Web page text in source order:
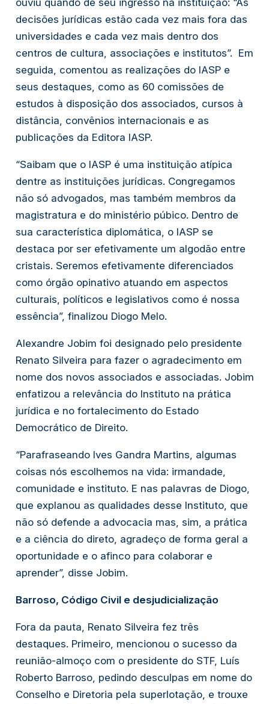
decisões jurídicas estão cada vez mais fora das
universidades e cada vez mais dentro dos
centros de cultura, associações e institutos”. Em
seguida, comentou as realizações do IASP e
seus destaques, como as 60 comissões de
estudos à disposição dos associados, cursos à
distância, convênios internacionais e as
publicações da Editora IASP.
“Saibam que o IASP é uma instituição atípica
dentre as instituições jurídicas. Congregamos
não só advogados, mas também membros da
magistratura e do ministério púbico. Dentro de
sua característica diplomática, o IASP se
destaca por ser efetivamente um algodão entre
cristais. Seremos efetivamente diferenciados
como órgão opinativo atuando em aspectos
culturais, políticos e legislativos como é nossa
essência”, finalizou Diogo Melo.
Alexandre Jobim foi designado pelo presidente
Renato Silveira para fazer o agradecimento em
nome dos novos associados e associadas. Jobim
enfatizou a relevância do Instituto na prática
jurídica e no fortalecimento do Estado
Democrático de Direito.
“Parafraseando Ives Gandra Martins, algumas
coisas nós escolhemos na vida: irmandade,
comunidade e instituto. E nas palavras de Diogo,
que explanou as qualidades desse Instituto, que
não só defende a advocacia mas, sim, a prática
e a ciência do direto, agradeço de forma geral a
oportunidade e o afinco para colaborar e
aprender”, disse Jobim.
Barroso, Código Civil e desjudicialização
Fora da pauta, Renato Silveira fez três
destaques. Primeiro, mencionou o sucesso da
reunião-almoço com o presidente do STF, Luís
Roberto Barroso, pedindo desculpas em nome do
Conselho e Diretoria pela superlotação, e trouxe